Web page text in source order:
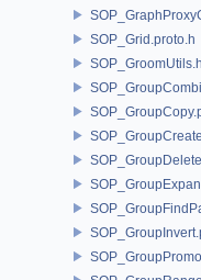
SOP_Grid.proto.h
SOP_GroomUtils.h